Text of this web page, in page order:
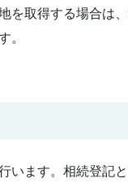
を取得する場合は
。
います。相続登記